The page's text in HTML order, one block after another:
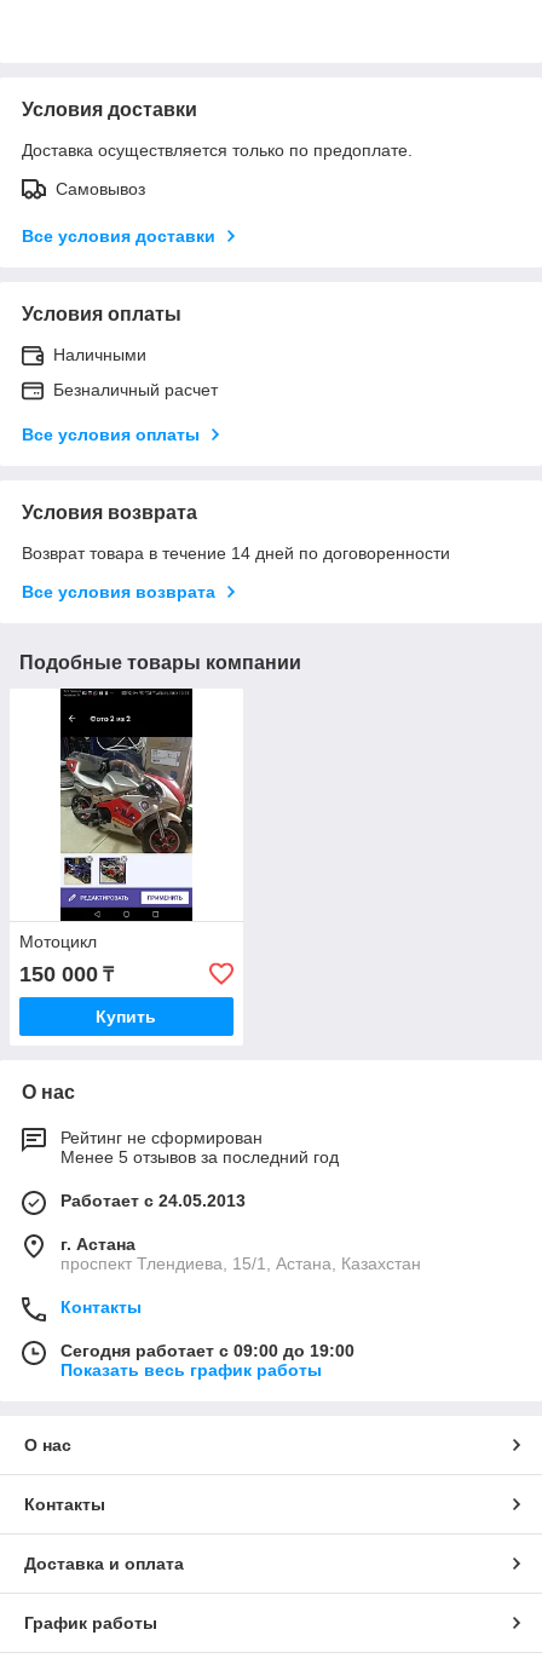
Условия доставки
Доставка осуществляется только по предоплате.
Самовывоз
Все условия доставки
Условия оплаты
Наличными
Безналичный расчет
Все условия оплаты
Условия возврата
Возврат товара в течение 14 дней по договоренности
Все условия возврата
Подобные товары компании
Мотоцикл
150 000 ₸
Купить
О нас
Рейтинг не сформирован
Менее 5 отзывов за последний год
Работает с 24.05.2013
г. Астана
проспект Тлендиева, 15/1, Астана, Казахстан
Контакты
Сегодня работает с 09:00 до 19:00
Показать весь график работы
О нас
Контакты
Доставка и оплата
График работы